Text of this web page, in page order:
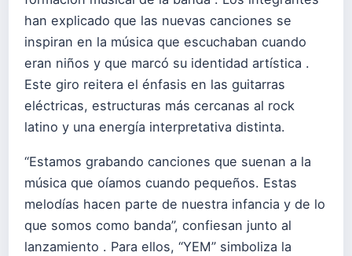
han explicado que las nuevas canciones se
inspiran en la música que escuchaban cuando
eran niños y que marcó su identidad artística .
Este giro reitera el énfasis en las guitarras
eléctricas, estructuras más cercanas al rock
latino y una energía interpretativa distinta.
“Estamos grabando canciones que suenan a la
música que oíamos cuando pequeños. Estas
melodías hacen parte de nuestra infancia y de lo
que somos como banda”, confiesan junto al
lanzamiento . Para ellos, “YEM” simboliza la